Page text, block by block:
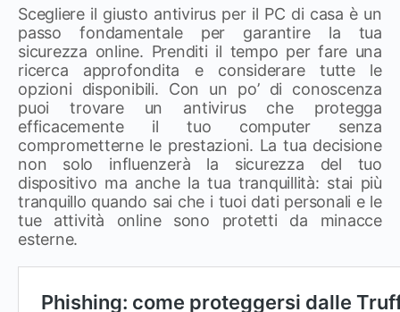
Scegliere il giusto antivirus per il PC di casa è un
passo fondamentale per garantire la tua
sicurezza online. Prenditi il tempo per fare una
ricerca approfondita e considerare tutte le
opzioni disponibili. Con un po’ di conoscenza
puoi trovare un antivirus che protegga
efficacemente il tuo computer senza
comprometterne le prestazioni. La tua decisione
non solo influenzerà la sicurezza del tuo
dispositivo ma anche la tua tranquillità: stai più
tranquillo quando sai che i tuoi dati personali e le
tue attività online sono protetti da minacce
esterne.